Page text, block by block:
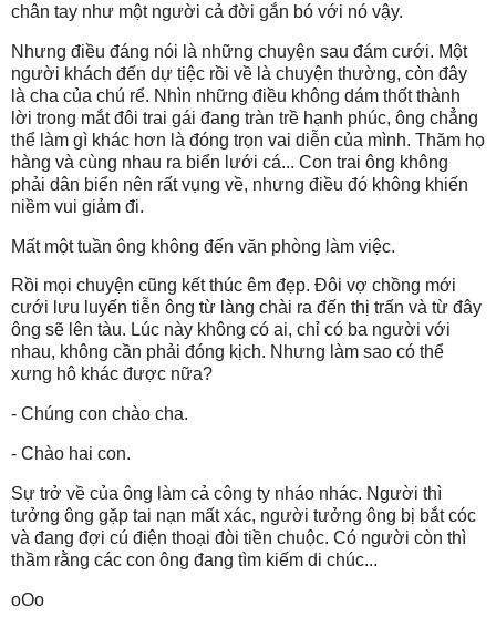
chân tay như một người cả đời gắn bó với nó vậy.
Nhưng điều đáng nói là những chuyện sau đám cưới. Một
người khách đến dự tiệc rồi về là chuyện thường, còn đây
là cha của chú rể. Nhìn những điều không dám thốt thành
lời trong mắt đôi trai gái đang tràn trề hạnh phúc, ông chẳng
thể làm gì khác hơn là đóng trọn vai diễn của mình. Thăm họ
hàng và cùng nhau ra biển lưới cá... Con trai ông không
phải dân biển nên rất vụng về, nhưng điều đó không khiến
niềm vui giảm đi.
Mất một tuần ông không đến văn phòng làm việc.
Rồi mọi chuyện cũng kết thúc êm đẹp. Đôi vợ chồng mới
cưới lưu luyến tiễn ông từ làng chài ra đến thị trấn và từ đây
ông sẽ lên tàu. Lúc này không có ai, chỉ có ba người với
nhau, không cần phải đóng kịch. Nhưng làm sao có thể
xưng hô khác được nữa?
- Chúng con chào cha.
- Chào hai con.
Sự trở về của ông làm cả công ty nháo nhác. Người thì
tưởng ông gặp tai nạn mất xác, người tưởng ông bị bắt cóc
và đang đợi cú điện thoại đòi tiền chuộc. Có người còn thì
thầm rằng các con ông đang tìm kiếm di chúc...
oOo